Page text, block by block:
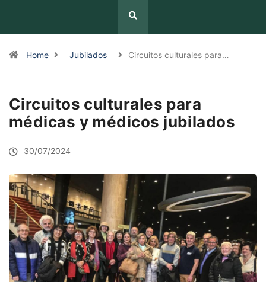
Home Jubilados Circuitos culturales para…
Circuitos culturales para
médicas y médicos jubilados
30/07/2024